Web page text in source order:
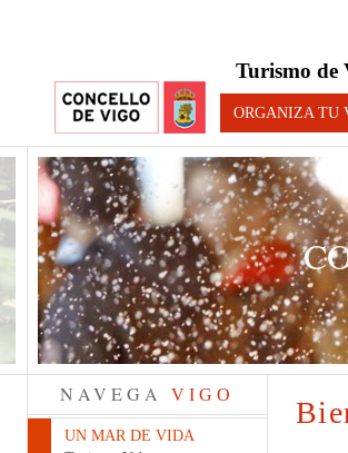
Turismo de
ORGANIZA TU
NAVEGA VIGO
UN MAR DE VIDA